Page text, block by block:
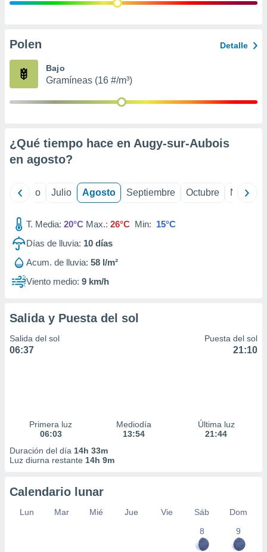
e
publicidad
Polen Detalle
Bajo
Gramíneas (16 #/m³)
¿Qué tiempo hace en Augy-sur-Aubois
en agosto?
Junio Julio Agosto Septiembre Octubre
T. Media: 20°C Max.: 26°C Min: 15°C
Días de lluvia: 10 días
Acum. de lluvia: 58 l/m²
Viento medio: 9 km/h
Salida y Puesta del sol
Salida del sol
06:37
Puesta del sol
21:10
Primera luz
06:03
Mediodía
13:54
Última luz
21:44
Duración del día 14h 33m
Luz diurna restante 14h 9m
Calendario lunar
Lun Mar Mié Jue Vie Sáb
Dom
8
9